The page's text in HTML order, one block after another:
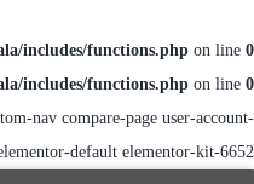
includes/functions.php on line 0
includes/functions.php on line 0
nav compare-page user-account-
default elementor-kit-6652">